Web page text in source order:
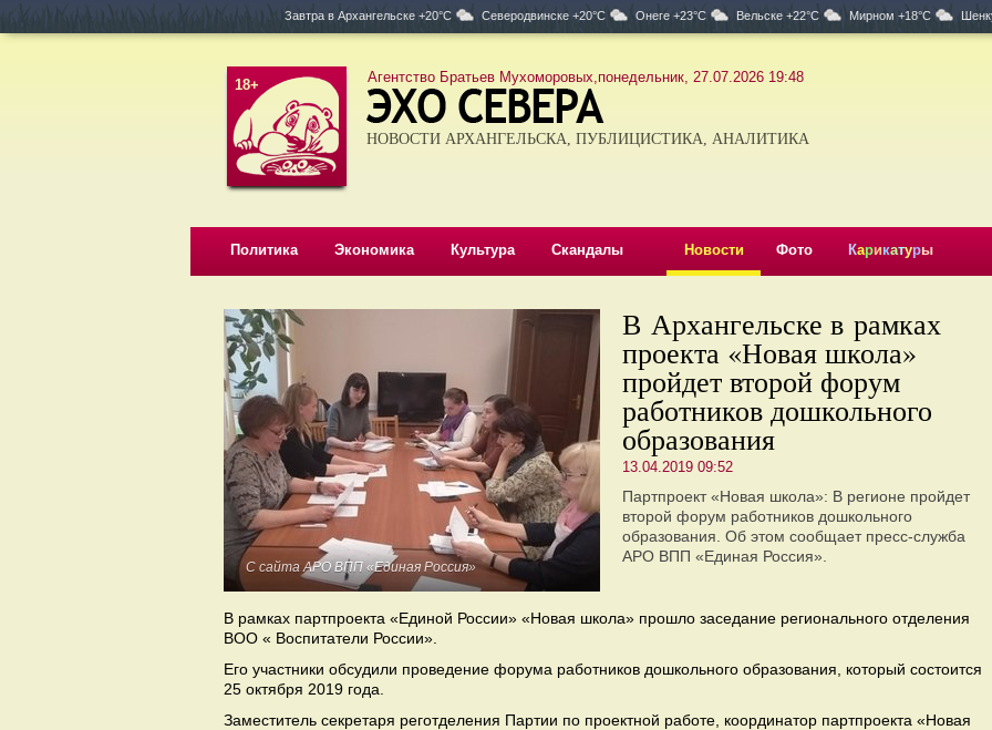
Завтра в Архангельске +20°C Северодвинске +20°C Онеге +23°C Вельске +22°C Мирном +18°C
18+ Агентство Братьев Мухоморовых,понедельник, 27.07.2026 19:48
НОВОСТИ АРХАНГЕЛЬСКА, ПУБЛИЦИСТИКА, АНАЛИТИКА
Политика Экономика Культура Скандалы Новости Фото Карикатуры
С сайта АРО ВПП «Единая Россия»
В Архангельске в рамках
проекта «Новая школа»
пройдет второй форум
работников дошкольного
образования
13.04.2019 09:52
Партпроект «Новая школа»: В регионе пройдет
второй форум работников дошкольного
образования. Об этом сообщает пресс-служба
АРО ВПП «Единая Россия».
В рамках партпроекта «Единой России» «Новая школа» прошло заседание регионального отделения
ВОО « Воспитатели России».
Его участники обсудили проведение форума работников дошкольного образования, который состоится
25 октября 2019 года.
Заместитель секретаря реготделения Партии по проектной работе, координатор партпроекта «Новая